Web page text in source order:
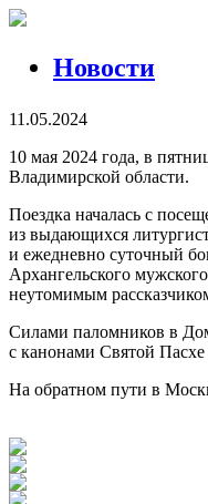
Новости
11.05.2024
10 мая 2024 года, в
Владимирской области.
Поездка началась с
из выдающихся
и ежедневно суточный
Архангельского
неутомимым
Силами паломников в
с канонами Святой
На обратном пути в